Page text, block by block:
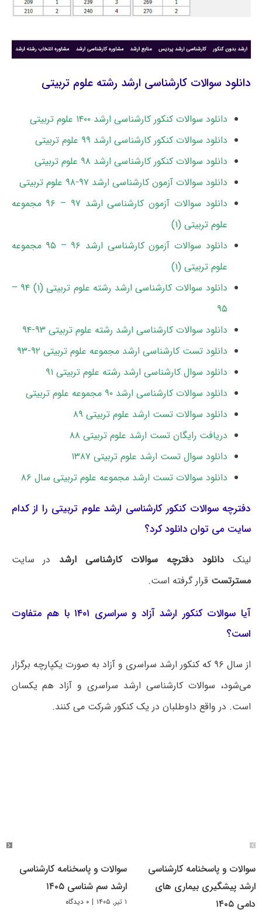
دانلود سوالات کارشناسی ارشد رشته علوم تربیتی
دانلود سوالات کنکور کارشناسی ارشد ۱۴۰۰ علوم تربیتی
دانلود سوالات کنکور کارشناسی ارشد ۹۹ علوم تربیتی
دانلود سوالات کنکور کارشناسی ارشد ۹۸ علوم تربیتی
دانلود سوالات آزمون کارشناسی ارشد ۹۷-۹۸ علوم تربیتی
دانلود سوالات آزمون کارشناسی ارشد ۹۷ – ۹۶ مجموعه
علوم تربیتی (۱)
دانلود سوالات آزمون کارشناسی ارشد ۹۶ – ۹۵ مجموعه
علوم تربیتی (۱)
دانلود سوالات کارشناسی ارشد رشته علوم تربیتی (۱) ۹۴ –
۹۵
دانلود سوالات کارشناسی ارشد رشته علوم تربیتی ۹۳-۹۴
دانلود تست کارشناسی ارشد مجموعه علوم تربیتی ۹۲-۹۳
دانلود سوال کارشناسی ارشد رشته علوم تربیتی ۹۱
دانلود سوالات کارشناسی ارشد ۹۰ مجموعه علوم تربیتی
دانلود سوالات تست ارشد علوم تربیتی ۸۹
دریافت رایگان تست ارشد علوم تربیتی ۸۸
دانلود سوال تست ارشد علوم تربیتی ۱۳۸۷
دانلود سوالات تست ارشد مجموعه علوم تربیتی سال ۸۶
دفترچه سوالات کنکور کارشناسی ارشد علوم تربیتی را از کدام
سایت می توان دانلود کرد؟
لینکدانلود دفترچه سوالات کارشناسی ارشد در سایت
مسترتست قرار گرفته است.
آیا سوالات کنکور ارشد آزاد و سراسری ۱۴۰۱ با هم متفاوت
است؟
از سال ۹۶ که کنکور ارشد سراسری و آزاد به صورت یکپارچه برگزار
می‌شود، سوالات کارشناسی ارشد سراسری و آزاد هم یکسان
است. در واقع داوطلبان در یک کنکور شرکت می کنند.
سوالات و پاسخنامه کارشناسی
ارشد پیشگیری بیماری های
دامی ۱۴۰۵
سوالات و پاسخنامه کارشناسی
ارشد سم شناسی ۱۴۰۵
۱ تیر, ۱۴۰۵ | ۰ دیدگاه